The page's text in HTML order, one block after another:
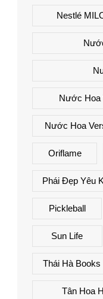
Nestlé
Nước Hoa
Nước Hoa
Oriflame
Phái Đẹp Yêu
Pickleball
Sun Life
Thái Hà Books
Tân Hoa